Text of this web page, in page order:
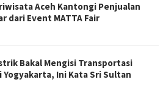
Aceh Kantongi Penjualan
dari Event MATTA Fair
Bakal Mengisi Transportasi
Yogyakarta, Ini Kata Sri Sultan